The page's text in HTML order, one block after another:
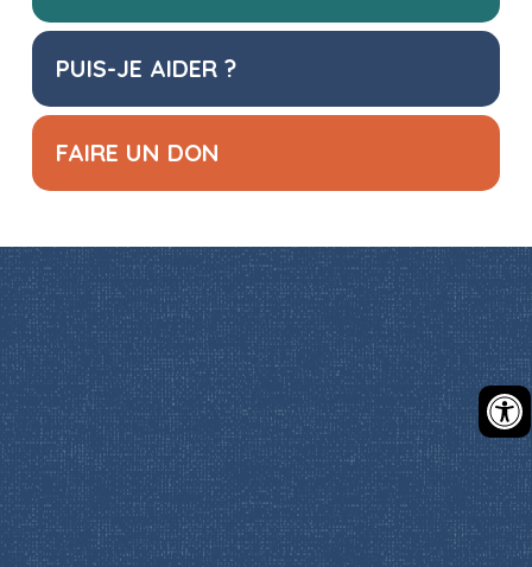
PUIS-JE AIDER ?
FAIRE UN DON